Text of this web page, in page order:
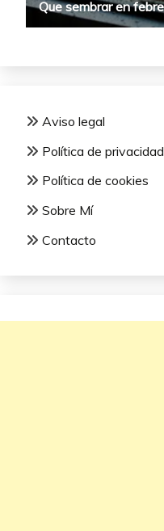
Aviso legal
Política de privacidad
Política de cookies
Sobre Mí
Contacto